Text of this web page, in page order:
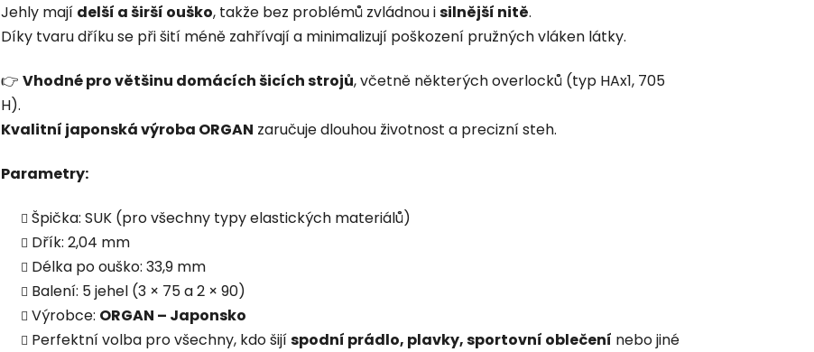
Jehly mají delší a širší ouško, takže bez problémů zvládnou isilnější nitě.
Díky tvaru dříku se při šití méně zahřívají a minimalizují poškození pružných vláken látky.
👉 Vhodné pro většinu domácích šicích strojů, včetně některých overlocků (typ HAx1, 705
H).
Kvalitní japonská výroba ORGAN zaručuje dlouhou životnost a precizní steh.
Parametry:
Špička: SUK (pro všechny typy elastických materiálů)
Dřík: 2,04 mm
Délka po ouško: 33,9 mm
Balení: 5 jehel (3 × 75 a 2 × 90)
Výrobce: ORGAN – Japonsko
Perfektní volba pro všechny, kdo šijíspodní prádlo, plavky, sportovní oblečení nebo jiné